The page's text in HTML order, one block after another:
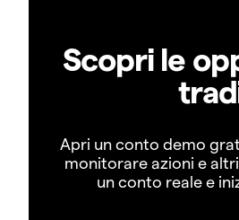
Scopri le
Apri un conto demo
monitorare azioni e
un conto reale e